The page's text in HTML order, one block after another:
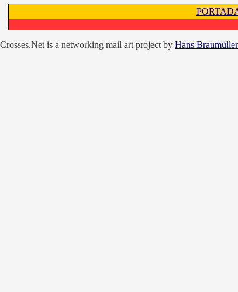
Crosses.Net is a networking mail art project by Hans Braumüller